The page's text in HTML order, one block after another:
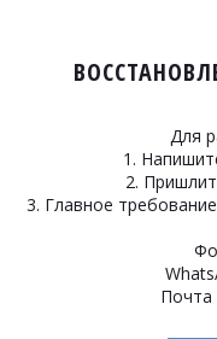
Для
1.
2.
3. Главное
Почта